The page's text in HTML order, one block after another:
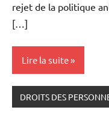
rejet de la politique
[…]
Lire la suite
DROITS DES